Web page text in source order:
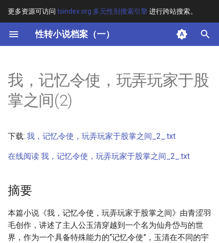
更多资源可访问 tsindex.org 多元性别搜索引擎进行跨站搜索。
性转小说档案（一）
键
开
始
索
其他信息 [Processed Page
Metadata]
我，记忆令使，玩弄玩家于股
掌之间(2)
下载: 我，记忆令使，玩弄玩家于股掌之间_2_.txt
在线阅读 我，记忆令使，玩弄玩家于股掌之间_2_.txt
摘要
本篇小说《我，记忆令使，玩弄玩家于股掌之间》由青涩羽
毛创作，讲述了主人公玉清穿越到一个名为仙舟岱与的世
界，作为一个具备特殊能力的“记忆令使”，玉清在不同的宇